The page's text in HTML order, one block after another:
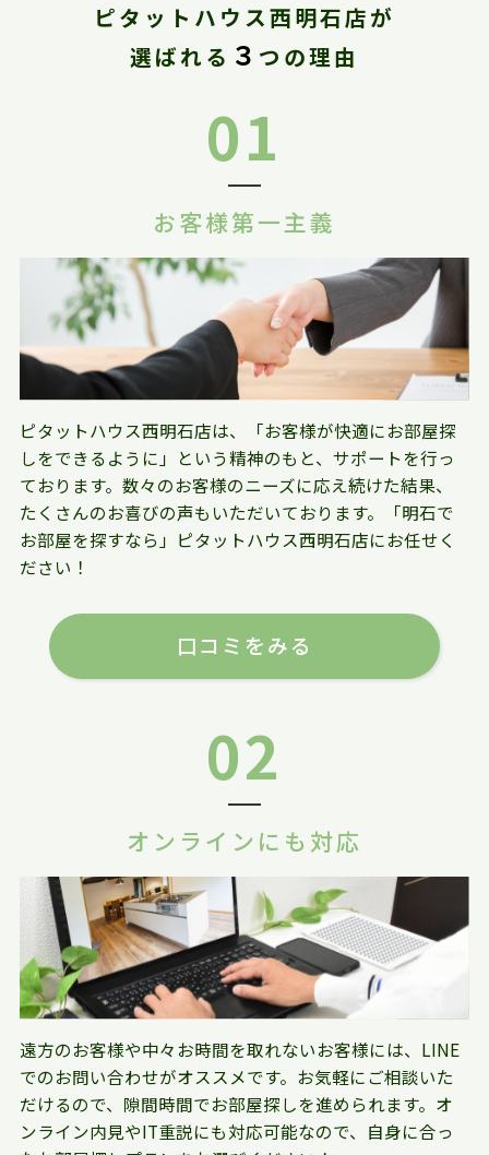
ピタットハウス西明石店が
選ばれる ３ つの理由
01
お客様第一主義
ピタットハウス西明石店は、「お客様が快適にお部屋探
しをできるように」という精神のもと、サポートを行っ
ております。数々のお客様のニーズに応え続けた結果、
たくさんのお喜びの声もいただいております。「明石で
お部屋を探すなら」ピタットハウス西明石店にお任せく
ださい！
口コミをみる
02
オンラインにも対応
遠方のお客様や中々お時間を取れないお客様には、LINE
でのお問い合わせがオススメです。お気軽にご相談いた
だけるので、隙間時間でお部屋探しを進められます。オ
ンライン内見やIT重説にも対応可能なので、自身に合っ